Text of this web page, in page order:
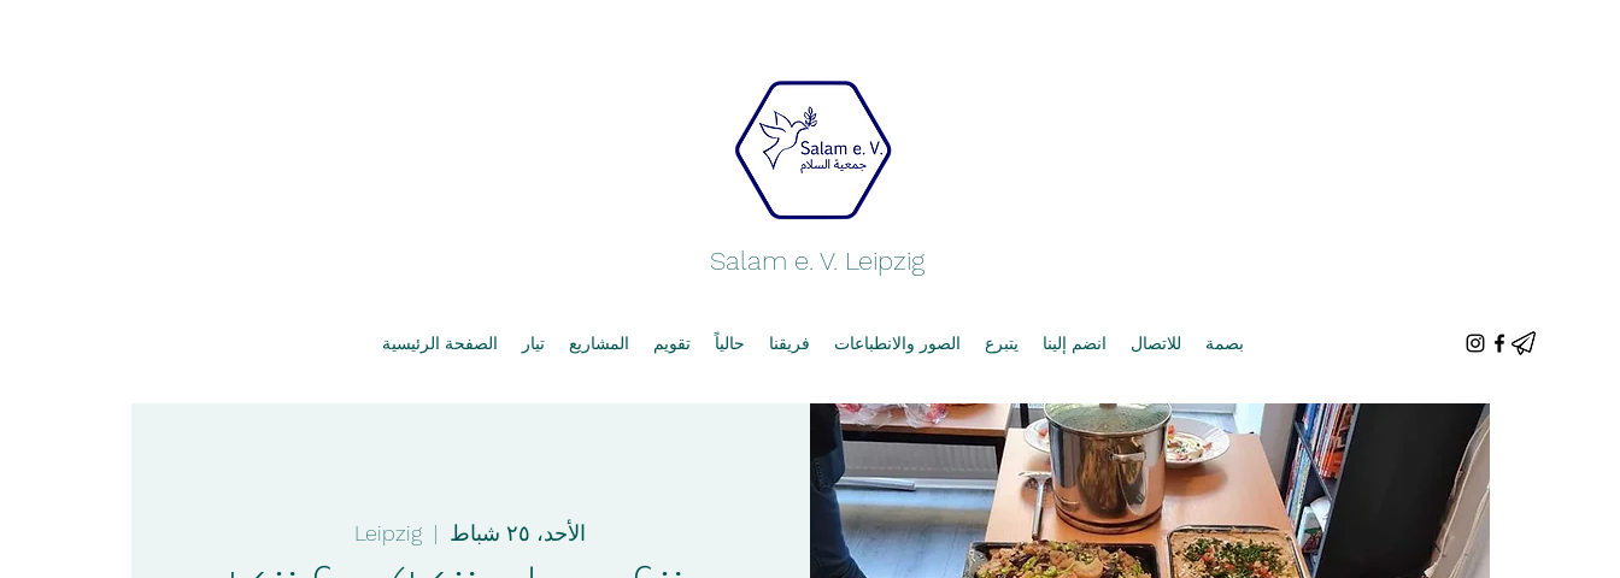
Salam e. V. Leipzig
الصفحة الرئيسية تيار المشاريع تقويم حالياً فريقنا الصور والانطباعات يتبرع انضم إلينا للاتصال بصمة
الأحد، ٢٥ شباط
  |
Leipzig